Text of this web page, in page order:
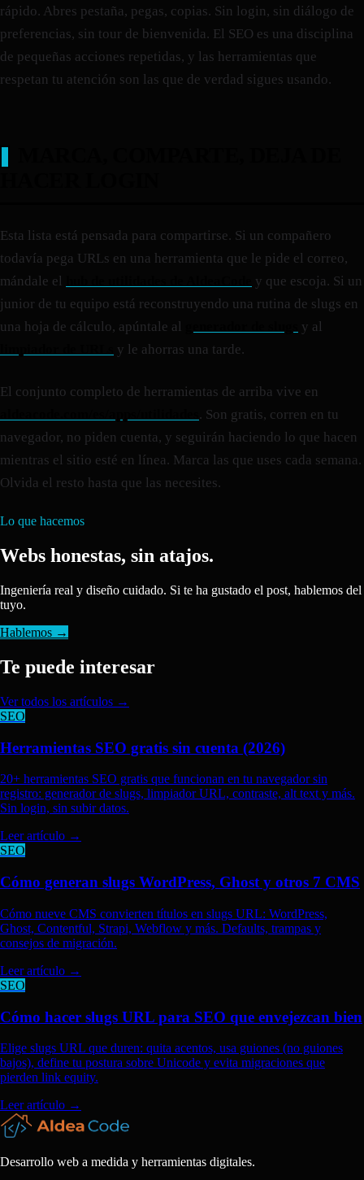
rápido. Abres pestaña, pegas, copias. Sin login, sin diálogo de
preferencias, sin tour de bienvenida. El SEO es una disciplina
de pequeñas acciones repetidas, y las herramientas que
respetan tu atención son las que de verdad sigues usando.
Esta lista está pensada para compartirse. Si un compañero
todavía pega URLs en una herramienta que le pide el correo,
mándale el
y que escoja. Si un
junior de tu equipo está reconstruyendo una rutina de slugs en
una hoja de cálculo, apúntale al
y al
y le ahorras una tarde.
El conjunto completo de herramientas de arriba vive en
. Son gratis, corren en tu
navegador, no piden cuenta, y seguirán haciendo lo que hacen
mientras el sitio esté en línea. Marca las que uses cada semana.
Olvida el resto hasta que las necesites.
Lo que hacemos
Webs honestas, sin atajos.
Ingeniería real y diseño cuidado. Si te ha gustado el post, hablemos del
tuyo.
Hablemos →
Te puede interesar
Ver todos los artículos →
SEO
Herramientas SEO gratis sin cuenta (2026)
20+ herramientas SEO gratis que funcionan en tu navegador sin
registro: generador de slugs, limpiador URL, contraste, alt text y más.
Sin login, sin subir datos.
Leer artículo →
SEO
Cómo generan slugs WordPress, Ghost y otros 7 CMS
Cómo nueve CMS convierten títulos en slugs URL: WordPress,
Ghost, Contentful, Strapi, Webflow y más. Defaults, trampas y
consejos de migración.
Leer artículo →
SEO
Cómo hacer slugs URL para SEO que envejezcan bien
Elige slugs URL que duren: quita acentos, usa guiones (no guiones
bajos), define tu postura sobre Unicode y evita migraciones que
pierden link equity.
Leer artículo →
Desarrollo web a medida y herramientas digitales.